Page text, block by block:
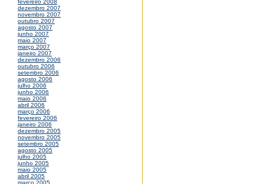
fevereiro 2008
dezembro 2007
novembro 2007
outubro 2007
agosto 2007
junho 2007
maio 2007
março 2007
janeiro 2007
dezembro 2006
outubro 2006
setembro 2006
agosto 2006
julho 2006
junho 2006
maio 2006
abril 2006
março 2006
fevereiro 2006
janeiro 2006
dezembro 2005
novembro 2005
setembro 2005
agosto 2005
julho 2005
junho 2005
maio 2005
abril 2005